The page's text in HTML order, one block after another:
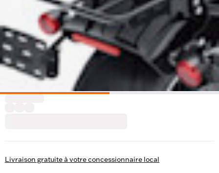
Livraison gratuite à votre concessionnaire local